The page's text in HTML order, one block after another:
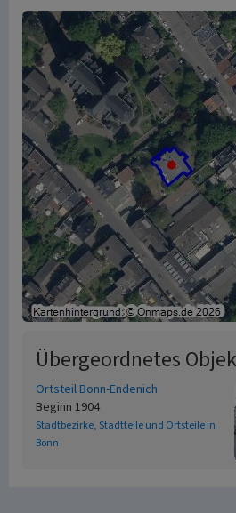
Übergeordnetes
Ortsteil Bonn-Endenich
Beginn 1904
Stadtbezirke, Stadtteile und Ortsteile in
Bonn